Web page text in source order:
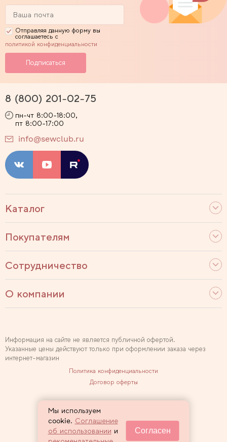
Отправляя данную форму вы
соглашаетесь с
политикой конфиденциальности
Каталог
Покупателям
Сотрудничество
О компании
8 (800) 201-02-75
пн-чт 8:00-18:00,
пт 8:00-17:00
info@sewclub.ru
2007 — 2026 Sewclub
Информация на сайте не является публичной офертой.
Указанные цены действуют только при оформлении заказа через
интернет-магазин
Политика конфиденциальности
Договор оферты
Мы используем
cookie. Соглашение
об использовании и
Согласен